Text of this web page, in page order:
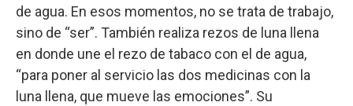
de agua. En esos momentos, no se trata de trabajo,
sino de “ser”. También realiza rezos de luna llena
en donde une el rezo de tabaco con el de agua,
“para poner al servicio las dos medicinas con la
luna llena, que mueve las emociones”. Su